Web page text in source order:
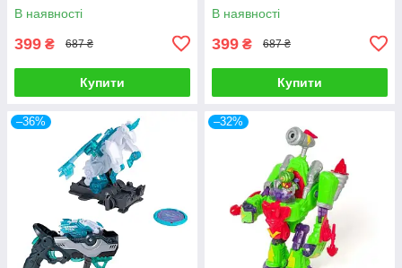
В наявності
399 ₴ 687 ₴
Купити
В наявності
399 ₴ 687 ₴
Купити
–36% –32%